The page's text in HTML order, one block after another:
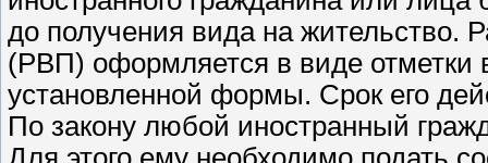
до получения вида на жительство.
(РВП) оформляется в виде отметки
установленной формы. Срок его
По закону любой иностранный